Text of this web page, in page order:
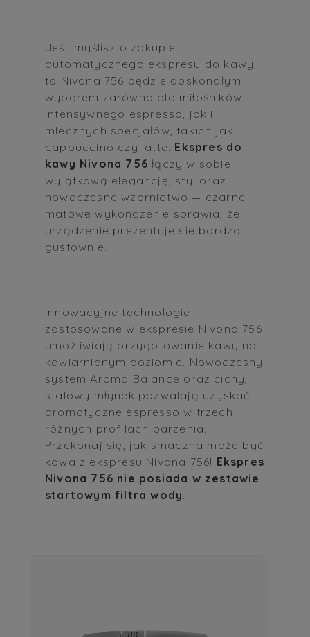
Jeśli myślisz o zakupie
automatycznego ekspresu do kawy,
to Nivona 756 będzie doskonałym
wyborem zarówno dla miłośników
intensywnego espresso, jak i
mlecznych specjałów, takich jak
cappuccino czy latte. Ekspres do
kawy Nivona 756 łączy w sobie
wyjątkową elegancję, styl oraz
nowoczesne wzornictwo — czarne
matowe wykończenie sprawia, że
urządzenie prezentuje się bardzo
gustownie.
Innowacyjne technologie
zastosowane w ekspresie Nivona 756
umożliwiają przygotowanie kawy na
kawiarnianym poziomie. Nowoczesny
system Aroma Balance oraz cichy,
stalowy młynek pozwalają uzyskać
aromatyczne espresso w trzech
różnych profilach parzenia.
Przekonaj się, jak smaczna może być
kawa z ekspresu Nivona 756! Ekspres
Nivona 756 nie posiada w zestawie
startowym filtra wody